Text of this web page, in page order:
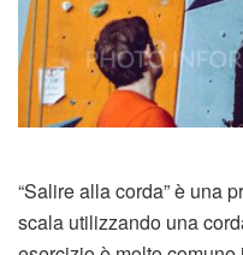
“Salire alla corda” è una
scala utilizzando una